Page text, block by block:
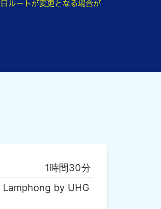
ルートが変更となる場合が
1時間30分
by UHG